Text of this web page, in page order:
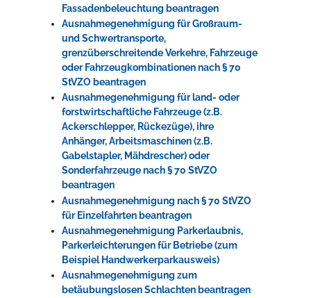
Fassadenbeleuchtung beantragen
Ausnahmegenehmigung für Großraum-
und Schwertransporte,
grenzüberschreitende Verkehre, Fahrzeuge
oder Fahrzeugkombinationen nach § 70
StVZO beantragen
Ausnahmegenehmigung für land- oder
forstwirtschaftliche Fahrzeuge (z.B.
Ackerschlepper, Rückezüge), ihre
Anhänger, Arbeitsmaschinen (z.B.
Gabelstapler, Mähdrescher) oder
Sonderfahrzeuge nach § 70 StVZO
beantragen
Ausnahmegenehmigung nach § 70 StVZO
für Einzelfahrten beantragen
Ausnahmegenehmigung Parkerlaubnis,
Parkerleichterungen für Betriebe (zum
Beispiel Handwerkerparkausweis)
Ausnahmegenehmigung zum
betäubungslosen Schlachten beantragen